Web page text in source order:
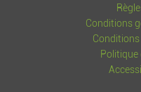
Conditions